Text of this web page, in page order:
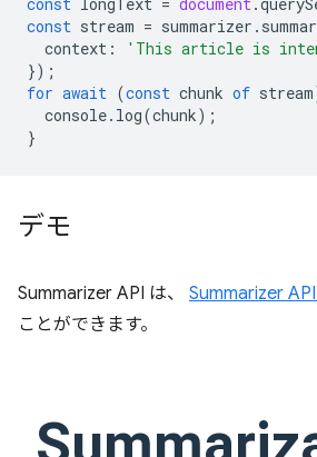
const stream = summarizer .
context :
'This article is
});
for await (const chunk of stream
console. log(chunk);
}
デモ
Summarizer API は、 Summarizer
ことができます。